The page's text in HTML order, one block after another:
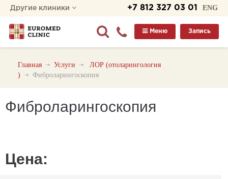
ENG
+7 812 327 03 01
Другие клиники
Запись
Меню
Главная Услуги
ЛОР (отоларингология
)
Фиброларингоскопия
Фиброларингоскопия
Цена: